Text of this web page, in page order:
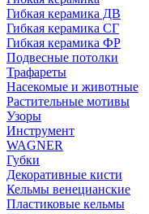
Гибкая керамика ДВ
Гибкая керамика СГ
Гибкая керамика ФР
Подвесные потолки
Трафареты
Насекомые и животные
Растительные мотивы
Узоры
Инструмент
WAGNER
Губки
Декоративные кисти
Кельмы венецианские
Пластиковые кельмы